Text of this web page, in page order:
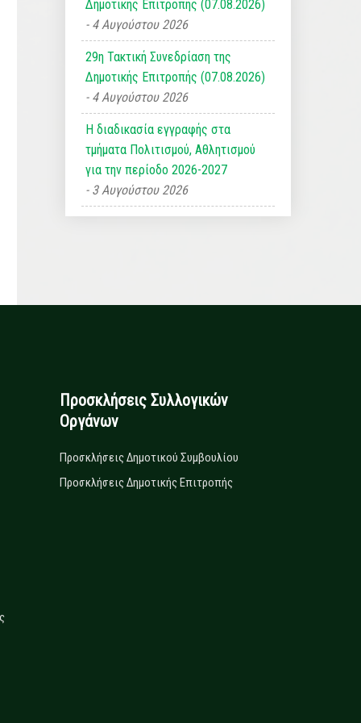
Δημοτικής Επιτροπής (07.08.2026)
4 Αυγούστου 2026
29η Τακτική Συνεδρίαση της
Δημοτικής Επιτροπής (07.08.2026)
4 Αυγούστου 2026
Η διαδικασία εγγραφής στα
τμήματα Πολιτισμού, Αθλητισμού
για την περίοδο 2026-2027
3 Αυγούστου 2026
Προσκλήσεις Συλλογικών
Οργάνων
Προσκλήσεις Δημοτικού Συμβουλίου
Προσκλήσεις Δημοτικής Επιτροπής